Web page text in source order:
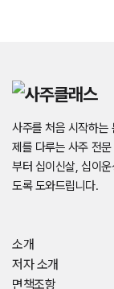
사주를 처음 시작하는
제를 다루는 사주 전
부터 십이신살, 십이
도록 도와드립니다.
소개
저자 소개
면책조항